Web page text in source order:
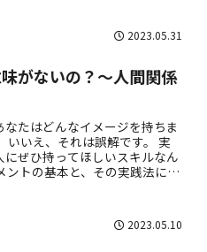
2023.05.31
がないの？～人間関係
なたはどんなイメージを持ちま
いいえ、それは誤解です。 実
ぜひ持ってほしいスキルなん
ントの基本と、その実践法につ
2023.05.10